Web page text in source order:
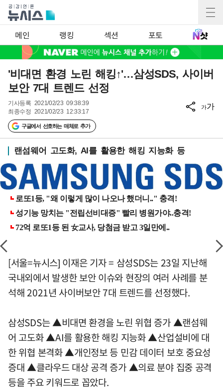
메인 랭킹 섹션 포토
'비대면 환경 노린 해킹↑'…삼성SDS, 사이버
보안 7대 트렌드 선정
기사등록 2021/02/23 09:38:39
최종수정 2021/02/23 12:33:17
구글에서 선호하는 매체로 추가
가가
랜섬웨어 고도화, AI를 활용한 해킹 지능화 등
[서울=뉴시스] 이재은 기자 = 삼성SDS는 23일 지난해
국내외에서 발생한 보안 이슈와 현장의 여러 사례를 분
석해 2021년 사이버보안 7대 트렌드를 선정했다.
삼성SDS는 ▲비대면 환경을 노린 위협 증가 ▲랜섬웨
어 고도화 ▲AI를 활용한 해킹 지능화 ▲산업설비에 대
한 위협 본격화 ▲개인정보 등 민감 데이터 보호 중요성
증대 ▲클라우드 대상 공격 증가 ▲의료 분야 집중 공격
등을 주요 키워드로 꼽았다.